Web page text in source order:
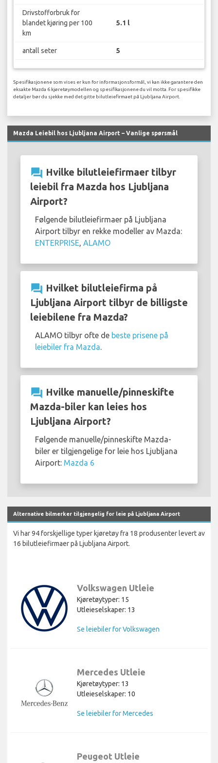
Drivstofforbruk for
blandet kjøring per 100
km
5.1 l
antall seter 5
Spesifikasjonene som vises er kun for informasjonsformål, vi kan ikke garantere den
eksakte Mazda 6 kjøretøymodellen og spesifikasjonene du vil motta. For spesifikke
detaljer bør du sjekke med det gitte bilutleiefirmaet på Ljubljana Airport.
Mazda Leiebil hos Ljubljana Airport – Vanlige spørsmål
question_answer Hvilke bilutleiefirmaer tilbyr
leiebil fra Mazda hos Ljubljana
Airport?
Følgende bilutleiefirmaer på Ljubljana
Airport tilbyr en rekke modeller av Mazda:
ENTERPRISE, ALAMO
question_answer Hvilket bilutleiefirma på
Ljubljana Airport tilbyr de billigste
leiebilene fra Mazda?
ALAMO tilbyr ofte de beste prisene på
leiebiler fra Mazda.
question_answer Hvilke manuelle/pinneskifte
Mazda-biler kan leies hos
Ljubljana Airport?
Følgende manuelle/pinneskifte Mazda-
biler er tilgjengelige for leie hos Ljubljana
Airport: Mazda 6
Alternative bilmerker tilgjengelig for leie på Ljubljana Airport
Vi har 94 forskjellige typer kjøretøy fra 18 produsenter levert av
16 bilutleiefirmaer på Ljubljana Airport.
Volkswagen Utleie
Kjøretøytyper: 15
Utleieselskaper: 13
Se leiebiler for Volkswagen
Mercedes Utleie
Kjøretøytyper: 13
Utleieselskaper: 10
Se leiebiler for Mercedes
Peugeot Utleie